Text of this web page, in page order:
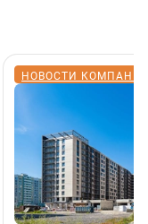
НОВОСТИ